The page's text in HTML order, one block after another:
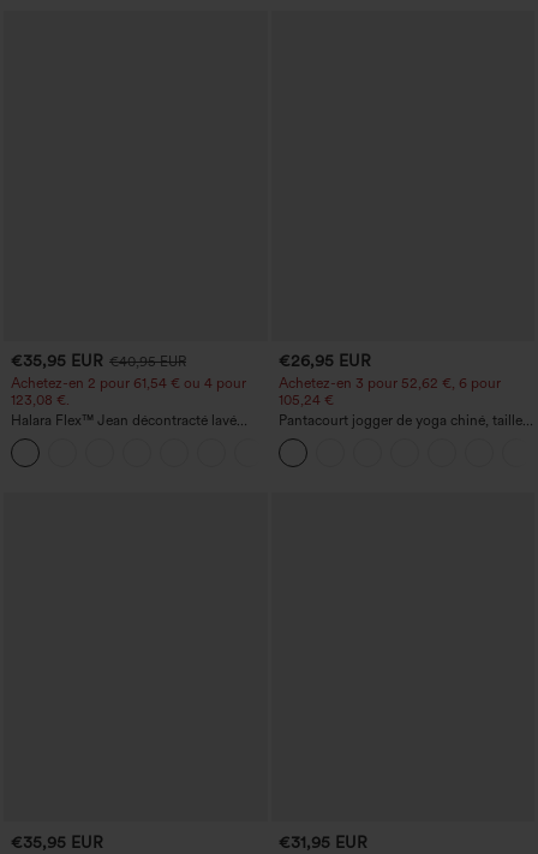
€35,95 EUR €40,95 EUR
Achetez-en 2 pour 61,54 € ou 4 pour
123,08 €.
Halara Flex™ Jean décontracté lavé
taille haute à poche croisée
€26,95 EUR
Achetez-en 3 pour 52,62 €, 6 pour
105,24 €
Pantacourt jogger de yoga chiné, taille
haute, à fronces, avec poches.
€35,95 EUR €31,95 EUR